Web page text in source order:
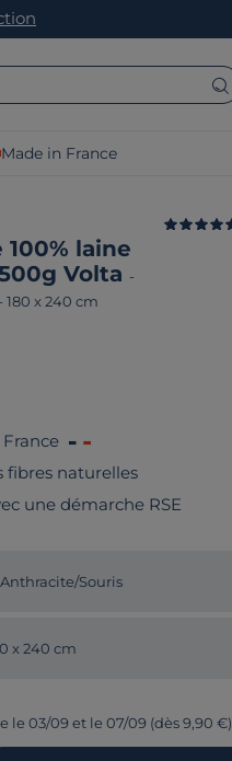
Made in France
laine
Volta -
180 x 240 cm
fibres naturelles
une démarche RSE
Anthracite/Souris
x 240 cm
le 03/09 et le 07/09 (dès 9,90 €)